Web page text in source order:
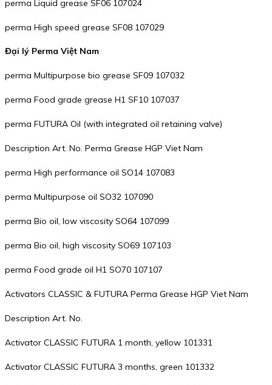
perma Liquid grease SF06 107024
perma High speed grease SF08 107029
Đại lý Perma Việt Nam
perma Multipurpose bio grease SF09 107032
perma Food grade grease H1 SF10 107037
perma FUTURA Oil (with integrated oil retaining valve)
Description Art. No. Perma Grease HGP Viet Nam
perma High performance oil SO14 107083
perma Multipurpose oil SO32 107090
perma Bio oil, low viscosity SO64 107099
perma Bio oil, high viscosity SO69 107103
perma Food grade oil H1 SO70 107107
Activators CLASSIC & FUTURA Perma Grease HGP Viet Nam
Description Art. No.
Activator CLASSIC FUTURA 1 month, yellow 101331
Activator CLASSIC FUTURA 3 months, green 101332